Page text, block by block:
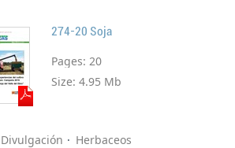
274-20 Soja
Pages: 20
Size: 4.95 Mb
Divulgación
Herbaceos